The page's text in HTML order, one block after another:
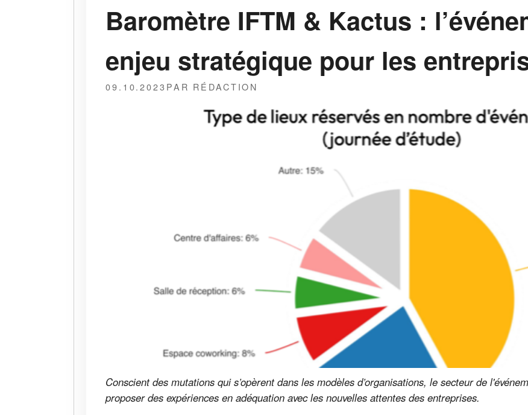
Baromètre IFTM & Kactus :
enjeu stratégique pour les
09.10.2023PAR RÉDACTION
Conscient des mutations qui s’opèrent dans les modèles d’organisations, le secteur de
proposer des expériences en adéquation avec les nouvelles attentes des entreprises.